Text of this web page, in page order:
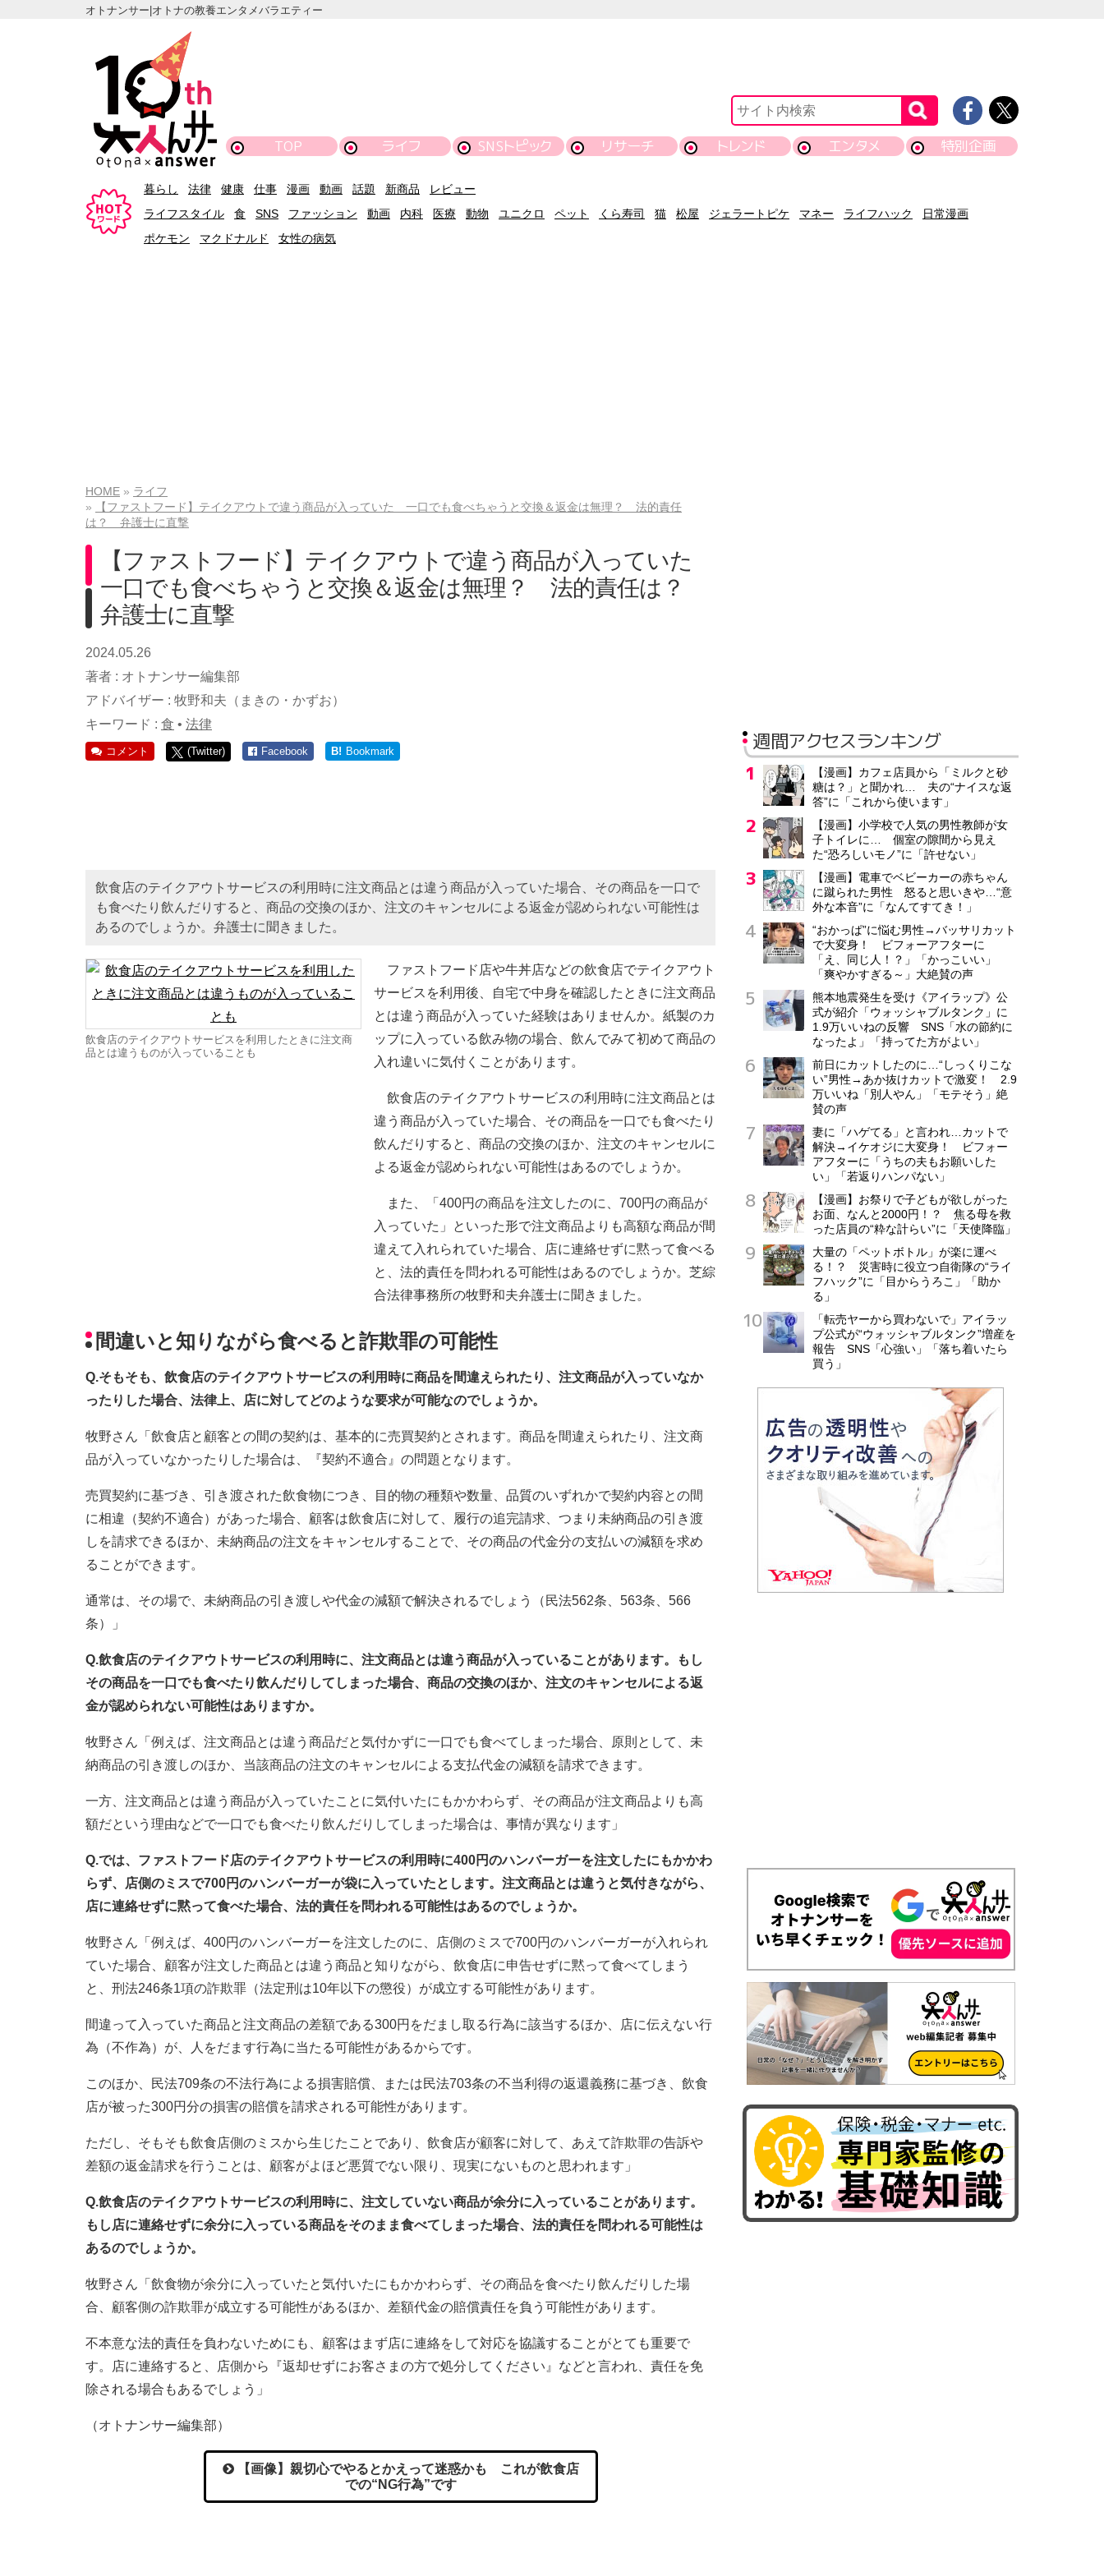
オトナンサー|オトナの教養エンタメバラエティー
TOP ライフ SNSトピック リサーチ トレンド エンタメ 特別企画
暮らし 法律 健康 仕事 漫画 動画 話題 新商品
レビュー
ライフスタイル
食 SNS ファッション 動画 内科 医療 動物 ユニクロ ペット くら寿司 猫 松屋 ジェラートピケ マネー ライフハック
日常漫画
ポケモン
マクドナルド 女性の病気
HOME
ライフ
【ファストフード】テイクアウトで違う商品が入っていた 一口でも食べちゃうと交換＆返金は無理？ 法的責任
は？ 弁護士に直撃
【ファストフード】テイクアウトで違う商品が入っていた
一口でも食べちゃうと交換＆返金は無理？ 法的責任は？
弁護士に直撃
2024.05.26
著者 : オトナンサー編集部
アドバイザー : 牧野和夫（まきの・かずお）
キーワード : 食 • 法律
コメント (Twitter) Facebook B! Bookmark
飲食店のテイクアウトサービスの利用時に注文商品とは違う商品が入っていた場合、その商品を一口で
も食べたり飲んだりすると、商品の交換のほか、注文のキャンセルによる返金が認められない可能性は
あるのでしょうか。弁護士に聞きました。
飲食店のテイクアウトサービスを利用したときに注文商
品とは違うものが入っていることも
ファストフード店や牛丼店などの飲食店でテイクアウト
サービスを利用後、自宅で中身を確認したときに注文商品
とは違う商品が入っていた経験はありませんか。紙製のカ
ップに入っている飲み物の場合、飲んでみて初めて商品の
入れ違いに気付くことがあります。
飲食店のテイクアウトサービスの利用時に注文商品とは
違う商品が入っていた場合、その商品を一口でも食べたり
飲んだりすると、商品の交換のほか、注文のキャンセルに
よる返金が認められない可能性はあるのでしょうか。
また、「400円の商品を注文したのに、700円の商品が
入っていた」といった形で注文商品よりも高額な商品が間
違えて入れられていた場合、店に連絡せずに黙って食べる
と、法的責任を問われる可能性はあるのでしょうか。芝綜
合法律事務所の牧野和夫弁護士に聞きました。
間違いと知りながら食べると詐欺罪の可能性
Q.そもそも、飲食店のテイクアウトサービスの利用時に商品を間違えられたり、注文商品が入っていなか
ったりした場合、法律上、店に対してどのような要求が可能なのでしょうか。
牧野さん「飲食店と顧客との間の契約は、基本的に売買契約とされます。商品を間違えられたり、注文商
品が入っていなかったりした場合は、『契約不適合』の問題となります。
売買契約に基づき、引き渡された飲食物につき、目的物の種類や数量、品質のいずれかで契約内容との間
に相違（契約不適合）があった場合、顧客は飲食店に対して、履行の追完請求、つまり未納商品の引き渡
しを請求できるほか、未納商品の注文をキャンセルすることで、その商品の代金分の支払いの減額を求め
ることができます。
通常は、その場で、未納商品の引き渡しや代金の減額で解決されるでしょう（民法562条、563条、566
条）」
Q.飲食店のテイクアウトサービスの利用時に、注文商品とは違う商品が入っていることがあります。もし
その商品を一口でも食べたり飲んだりしてしまった場合、商品の交換のほか、注文のキャンセルによる返
金が認められない可能性はありますか。
牧野さん「例えば、注文商品とは違う商品だと気付かずに一口でも食べてしまった場合、原則として、未
納商品の引き渡しのほか、当該商品の注文のキャンセルによる支払代金の減額を請求できます。
一方、注文商品とは違う商品が入っていたことに気付いたにもかかわらず、その商品が注文商品よりも高
額だという理由などで一口でも食べたり飲んだりしてしまった場合は、事情が異なります」
Q.では、ファストフード店のテイクアウトサービスの利用時に400円のハンバーガーを注文したにもかかわ
らず、店側のミスで700円のハンバーガーが袋に入っていたとします。注文商品とは違うと気付きながら、
店に連絡せずに黙って食べた場合、法的責任を問われる可能性はあるのでしょうか。
牧野さん「例えば、400円のハンバーガーを注文したのに、店側のミスで700円のハンバーガーが入れられ
ていた場合、顧客が注文した商品とは違う商品と知りながら、飲食店に申告せずに黙って食べてしまう
と、刑法246条1項の詐欺罪（法定刑は10年以下の懲役）が成立する可能性があります。
間違って入っていた商品と注文商品の差額である300円をだまし取る行為に該当するほか、店に伝えない行
為（不作為）が、人をだます行為に当たる可能性があるからです。
このほか、民法709条の不法行為による損害賠償、または民法703条の不当利得の返還義務に基づき、飲食
店が被った300円分の損害の賠償を請求される可能性があります。
ただし、そもそも飲食店側のミスから生じたことであり、飲食店が顧客に対して、あえて詐欺罪の告訴や
差額の返金請求を行うことは、顧客がよほど悪質でない限り、現実にないものと思われます」
Q.飲食店のテイクアウトサービスの利用時に、注文していない商品が余分に入っていることがあります。
もし店に連絡せずに余分に入っている商品をそのまま食べてしまった場合、法的責任を問われる可能性は
あるのでしょうか。
牧野さん「飲食物が余分に入っていたと気付いたにもかかわらず、その商品を食べたり飲んだりした場
合、顧客側の詐欺罪が成立する可能性があるほか、差額代金の賠償責任を負う可能性があります。
不本意な法的責任を負わないためにも、顧客はまず店に連絡をして対応を協議することがとても重要で
す。店に連絡すると、店側から『返却せずにお客さまの方で処分してください』などと言われ、責任を免
除される場合もあるでしょう」
（オトナンサー編集部）
【画像】親切心でやるとかえって迷惑かも これが飲食店
での“NG行為”です
週間アクセスランキング
【漫画】カフェ店員から「ミルクと砂
糖は？」と聞かれ… 夫の“ナイスな返
答”に「これから使います」
【漫画】小学校で人気の男性教師が女
子トイレに… 個室の隙間から見え
た“恐ろしいモノ”に「許せない」
【漫画】電車でベビーカーの赤ちゃん
に蹴られた男性 怒ると思いきや…“意
外な本音”に「なんてすてき！」
“おかっぱ”に悩む男性→バッサリカット
で大変身！ ビフォーアフターに
「え、同じ人！？」「かっこいい」
「爽やかすぎる～」大絶賛の声
熊本地震発生を受け《アイラップ》公
式が紹介「ウォッシャブルタンク」に
1.9万いいねの反響 SNS「水の節約に
なったよ」「持ってた方がよい」
前日にカットしたのに…“しっくりこな
い”男性→あか抜けカットで激変！ 2.9
万いいね「別人やん」「モテそう」絶
賛の声
妻に「ハゲてる」と言われ…カットで
解決→イケオジに大変身！ ビフォー
アフターに「うちの夫もお願いした
い」「若返りハンパない」
【漫画】お祭りで子どもが欲しがった
お面、なんと2000円！？ 焦る母を救
った店員の“粋な計らい”に「天使降臨」
大量の「ペットボトル」が楽に運べ
る！？ 災害時に役立つ自衛隊の“ライ
フハック”に「目からうろこ」「助か
る」
「転売ヤーから買わないで」アイラッ
プ公式が“ウォッシャブルタンク”増産を
報告 SNS「心強い」「落ち着いたら
買う」